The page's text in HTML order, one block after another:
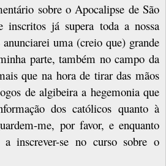
sobre o Apocalipse de São
inscritos já supera toda a nossa
uma (creio que) grande
parte, também no campo da
que na hora de tirar das mãos
de algibeira a hegemonia que
dos católicos quanto à
me, por favor, e enquanto
inscrever-se no curso sobre o